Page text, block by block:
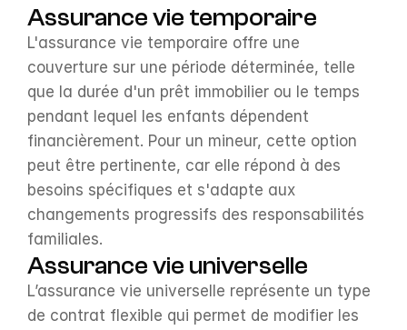
Assurance vie temporaire
L'assurance vie temporaire offre une
couverture sur une période déterminée, telle
que la durée d'un prêt immobilier ou le temps
pendant lequel les enfants dépendent
financièrement. Pour un mineur, cette option
peut être pertinente, car elle répond à des
besoins spécifiques et s'adapte aux
changements progressifs des responsabilités
familiales.
Assurance vie universelle
L’assurance vie universelle représente un type
de contrat flexible qui permet de modifier les